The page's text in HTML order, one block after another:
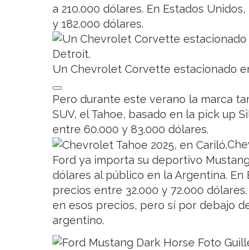
a 210.000 dólares. En Estados
y 182.000 dólares.
Un Chevrolet Corvette estacionado
Pero durante este verano la marca
SUV, el Tahoe, basado en la pick up
entre 60.000 y 83.000 dólares.
Ford ya importa su deportivo
dólares al público en la Argentina.
precios entre 32.000 y 72.000
en esos precios, pero sí por debajo
argentino.